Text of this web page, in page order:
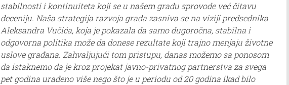
stabilnosti i kontinuiteta koji se u našem gradu sprovode već čitavu
deceniju. Naša strategija razvoja grada zasniva se na viziji predsednika
Aleksandra Vučića, koja je pokazala da samo dugoročna, stabilna i
odgovorna politika može da donese rezultate koji trajno menjaju životne
uslove građana. Zahvaljujući tom pristupu, danas možemo sa ponosom
da istaknemo da je kroz projekat javno-privatnog partnerstva za svega
pet godina urađeno više nego što je u periodu od 20 godina ikad bilo